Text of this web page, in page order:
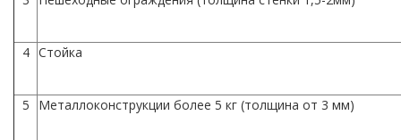
4 Стойка
5 Металлоконструкции более 5 кг (толщина от 3 мм)